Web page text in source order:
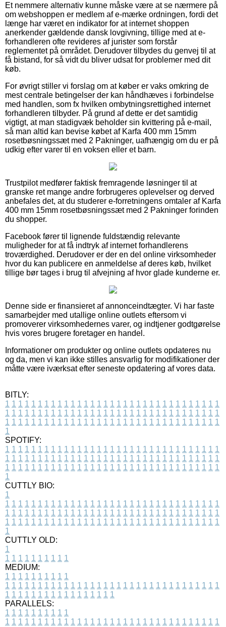
Et nemmere alternativ kunne måske være at se nærmere på
om webshoppen er medlem af e-mærke ordningen, fordi det
længe har været en indikator for at internet shoppen
anerkender gældende dansk lovgivning, tillige med at e-
forhandleren ofte revideres af jurister som forstår
reglementet på området. Derudover tilbydes du genvej til at
få bistand, for så vidt du bliver udsat for problemer med dit
køb.
For øvrigt stiller vi forslag om at køber er vaks omkring de
mest centrale betingelser der kan håndhæves i forbindelse
med handlen, som fx hvilken ombytningsrettighed internet
forhandleren tilbyder. På grund af dette er det samtidig
vigtigt, at man stadigvæk beholder sin kvittering på e-mail,
så man altid kan bevise købet af Karfa 400 mm 15mm
rosetbøsningssæt med 2 Pakninger, uafhængig om du er på
udkig efter varer til en voksen eller et barn.
Trustpilot medfører faktisk fremragende løsninger til at
granske ret mange andre forbrugeres oplevelser og derved
anbefales det, at du studerer e-forretningens omtaler af Karfa
400 mm 15mm rosetbøsningssæt med 2 Pakninger forinden
du shopper.
Facebook fører til lignende fuldstændig relevante
muligheder for at få indtryk af internet forhandlerens
troværdighed. Derudover er der en del online virksomheder
hvor du kan publicere en anmeldelse af deres køb, hvilket
tillige bør tages i brug til afvejning af hvor glade kunderne er.
Denne side er finansieret af annonceindtægter. Vi har faste
samarbejder med utallige online outlets eftersom vi
promoverer virksomhedernes varer, og indtjener godtgørelse
hvis vores brugere foretager en handel.
Informationer om produkter og online outlets opdateres nu
og da, men vi kan ikke stilles ansvarlig for modifikationer der
måtte være iværksat efter seneste opdatering af vores data.
BITLY:
1 1 1 1 1 1 1 1 1 1 1 1 1 1 1 1 1 1 1 1 1 1 1 1 1 1 1 1 1 1 1 1 1
1 1 1 1 1 1 1 1 1 1 1 1 1 1 1 1 1 1 1 1 1 1 1 1 1 1 1 1 1 1 1 1 1
1 1 1 1 1 1 1 1 1 1 1 1 1 1 1 1 1 1 1 1 1 1 1 1 1 1 1 1 1 1 1 1 1
1
SPOTIFY:
1 1 1 1 1 1 1 1 1 1 1 1 1 1 1 1 1 1 1 1 1 1 1 1 1 1 1 1 1 1 1 1 1
1 1 1 1 1 1 1 1 1 1 1 1 1 1 1 1 1 1 1 1 1 1 1 1 1 1 1 1 1 1 1 1 1
1 1 1 1 1 1 1 1 1 1 1 1 1 1 1 1 1 1 1 1 1 1 1 1 1 1 1 1 1 1 1 1 1
1
CUTTLY BIO:
1
1 1 1 1 1 1 1 1 1 1 1 1 1 1 1 1 1 1 1 1 1 1 1 1 1 1 1 1 1 1 1 1 1
1 1 1 1 1 1 1 1 1 1 1 1 1 1 1 1 1 1 1 1 1 1 1 1 1 1 1 1 1 1 1 1 1
1 1 1 1 1 1 1 1 1 1 1 1 1 1 1 1 1 1 1 1 1 1 1 1 1 1 1 1 1 1 1 1 1
1
CUTTLY OLD:
1
1 1 1 1 1 1 1 1 1 1
MEDIUM:
1 1 1 1 1 1 1 1 1 1
1 1 1 1 1 1 1 1 1 1 1 1 1 1 1 1 1 1 1 1 1 1 1 1 1 1 1 1 1 1 1 1 1
1 1 1 1 1 1 1 1 1 1 1 1 1 1 1 1 1
PARALLELS:
1 1 1 1 1 1 1 1 1 1
1 1 1 1 1 1 1 1 1 1 1 1 1 1 1 1 1 1 1 1 1 1 1 1 1 1 1 1 1 1 1 1 1